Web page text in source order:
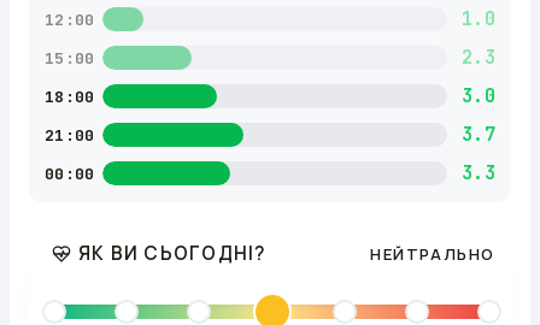
12:00 1.0
15:00 2.3
18:00 3.0
21:00 3.7
00:00 3.3
ЯК ВИ СЬОГОДНІ? НЕЙТРАЛЬНО